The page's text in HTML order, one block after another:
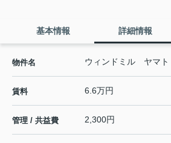
基本情報 詳細情報
物件名 ウィンドミル ヤマト
賃料 6.6万円
管理 / 共益費 2,300円